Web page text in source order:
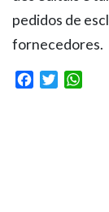
pedidos de
fornecedores.
Facebook
Twitter